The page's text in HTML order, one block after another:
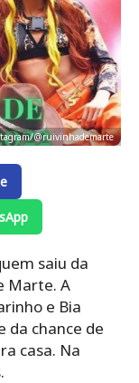
@ruivinhademarte
saiu da
Marte. A
e Bia
da chance de
casa. Na